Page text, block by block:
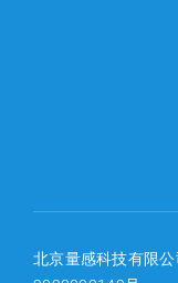
北京量感科技有限